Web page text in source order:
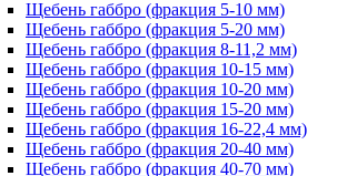
Щебень габбро (фракция 5-10 мм)
Щебень габбро (фракция 5-20 мм)
Щебень габбро (фракция 8-11,2 мм)
Щебень габбро (фракция 10-15 мм)
Щебень габбро (фракция 10-20 мм)
Щебень габбро (фракция 15-20 мм)
Щебень габбро (фракция 16-22,4 мм)
Щебень габбро (фракция 20-40 мм)
Щебень габбро (фракция 40-70 мм)